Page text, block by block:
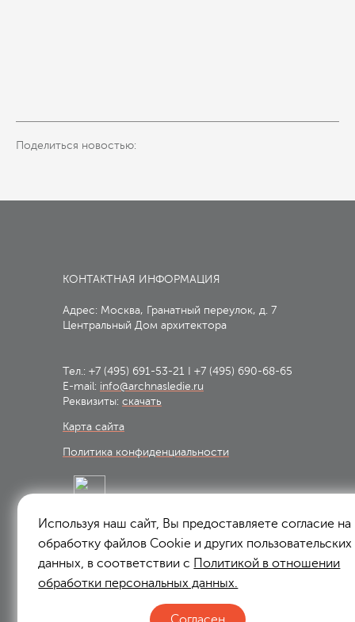
Поделиться новостью:
КОНТАКТНАЯ ИНФОРМАЦИЯ
Адрес: Москва, Гранатный переулок, д. 7
Центральный Дом архитектора
Тел.: +7 (495) 691-53-21
+7 (495) 690-68-65
E-mail: info@archnasledie.ru
Реквизиты: скачать
Карта сайта
Политика конфиденциальности
Подписаться на рассылку:
Подписаться
Я согласен на
обработку персональных данных
Используя наш сайт, Вы предоставляете согласие на
обработку файлов Сookie и других пользовательских
данных, в соответствии с Политикой в отношении
обработки персональных данных.